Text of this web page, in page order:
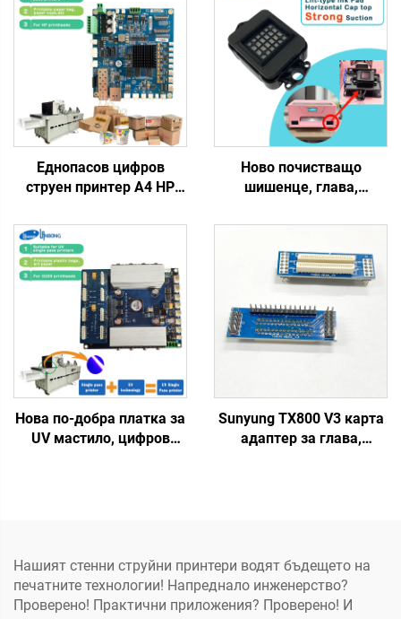
Еднопасов цифров
струен принтер А4 HP
хартиени торбички,
чаша, вентилатор,
еднопасова платка
975/972/973/974 водно
базирани мастила
Ново почистващо
шишенце, глава,
капаче отгоре,
за мастило за глава за
магазини за еко
разтворими/DTF/UV
принтери
Нова по-добра платка за
UV мастило, цифров
Sunyung TX800 V3 карта
адаптер за глава,
Нашият стенни струйни принтери водят бъдещето на
печатните технологии! Напреднало инженерство?
Проверено! Практични приложения? Проверено! И